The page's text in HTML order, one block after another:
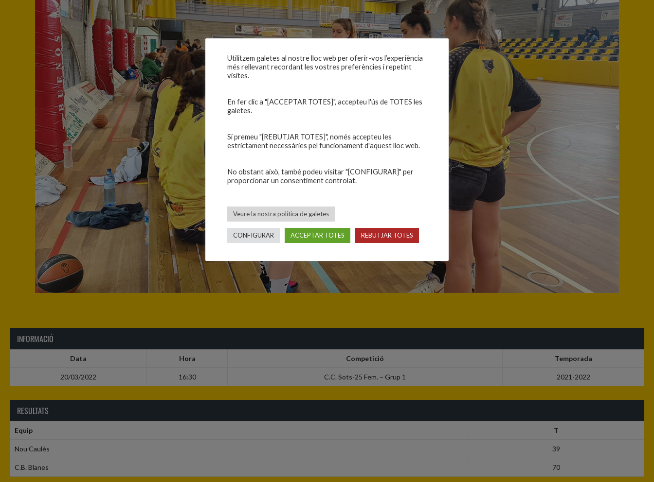
INFORMACIÓ
Data Hora Competició Temporada
20/03/2022 16:30 C.C. Sots-25 Fem. – Grup 1 2021-2022
RESULTATS
Equip T
Nou Caulès 39
C.B. Blanes 70
Utilitzem galetes al nostre lloc web per oferir-vos l’experiència
més rellevant recordant les vostres preferències i repetint
visites.
En fer clic a "[ACCEPTAR TOTES]", accepteu l'ús de TOTES les
galetes.
Si premeu "[REBUTJAR TOTES]", només accepteu les
estrictament necessàries pel funcionament d'aquest lloc web.
No obstant això, també podeu visitar "[CONFIGURAR]" per
proporcionar un consentiment controlat.
Veure la nostra política de galetes
CONFIGURAR ACCEPTAR TOTES REBUTJAR TOTES